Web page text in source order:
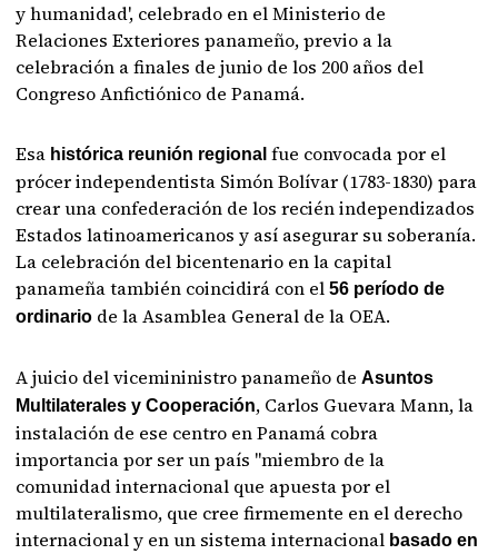
y humanidad', celebrado en el Ministerio de
Relaciones Exteriores panameño, previo a la
celebración a finales de junio de los 200 años del
Congreso Anfictiónico de Panamá.
Esa histórica reunión regional fue convocada por el
prócer independentista Simón Bolívar (1783-1830) para
crear una confederación de los recién independizados
Estados latinoamericanos y así asegurar su soberanía.
La celebración del bicentenario en la capital
panameña también coincidirá con el56 período de
ordinario de la Asamblea General de la OEA.
A juicio del vicemininistro panameño deAsuntos
Multilaterales y Cooperación, Carlos Guevara Mann, la
instalación de ese centro en Panamá cobra
importancia por ser un país "miembro de la
comunidad internacional que apuesta por el
multilateralismo, que cree firmemente en el derecho
internacional y en un sistema internacional basado en